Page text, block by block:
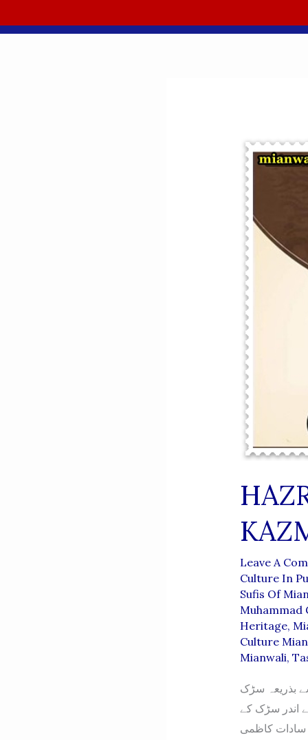
Leave A
Culture In
Sufis Of
Muhammad
Heritage,
Culture
Mianwali,
بذریعہ سڑک
اندر سڑک کے
سادات کاظمی